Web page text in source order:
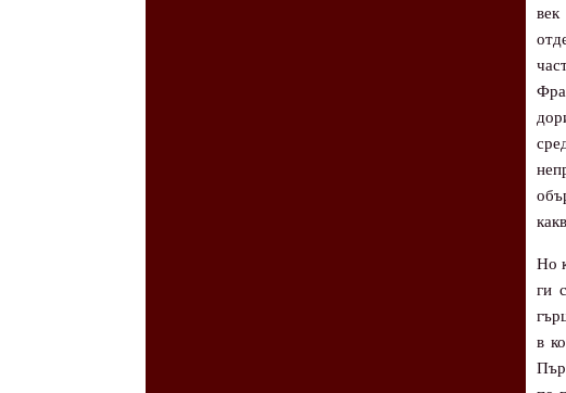
Но
ги
в